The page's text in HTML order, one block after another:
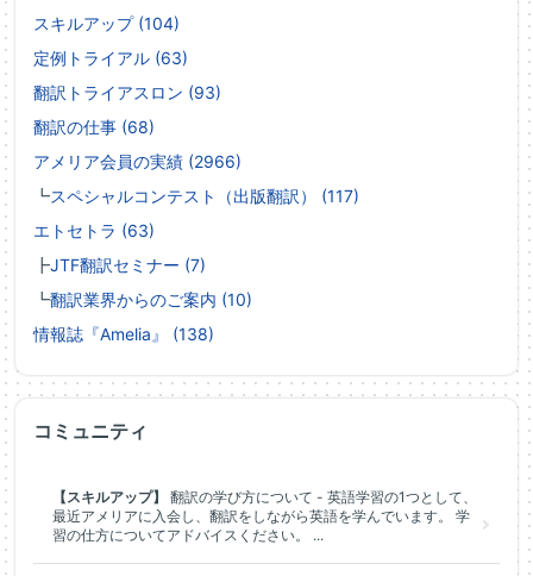
スキルアップ (104)
定例トライアル (63)
翻訳トライアスロン (93)
翻訳の仕事 (68)
アメリア会員の実績 (2966)
┗スペシャルコンテスト（出版翻訳） (117)
エトセトラ (63)
┣JTF翻訳セミナー (7)
┗翻訳業界からのご案内 (10)
情報誌『Amelia』 (138)
コミュニティ
【スキルアップ】
翻訳の学び方について - 英語学習の1つとして、
最近アメリアに入会し、翻訳をしながら英語を学んでいます。 学
習の仕方についてアドバイスください。 ...